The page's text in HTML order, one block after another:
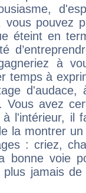
vous pouvez
éteint en
à
temps à
Vous avez
à l'intérieur, il
la montrer
: criez,
bonne voie
plus jamais